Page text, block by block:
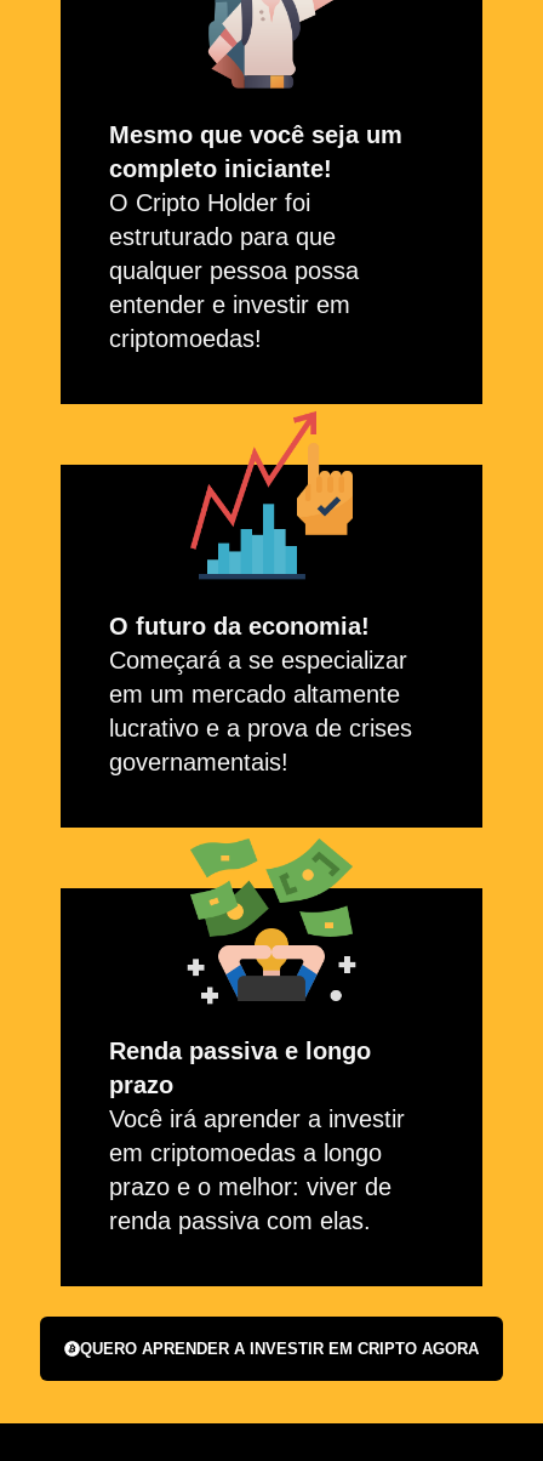
Mesmo que você seja um
completo iniciante!
O Cripto Holder foi
estruturado para que
qualquer pessoa possa
entender e investir em
criptomoedas!
O futuro da economia!
Começará a se especializar
em um mercado altamente
lucrativo e a prova de crises
governamentais!
Renda passiva e longo
prazo
Você irá aprender a investir
em criptomoedas a longo
prazo e o melhor: viver de
renda passiva com elas.
QUERO APRENDER A INVESTIR EM CRIPTO AGORA